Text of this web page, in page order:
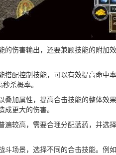
的伤害输出，还要兼顾技能的附加
搭配控制技能，可以有效提高命中
杀概率。
叠加属性，提高合击技能的整体效
成更大的伤害。
遍较高，需要合理分配蓝药，并选
斗场景，选择不同的合击技能。例